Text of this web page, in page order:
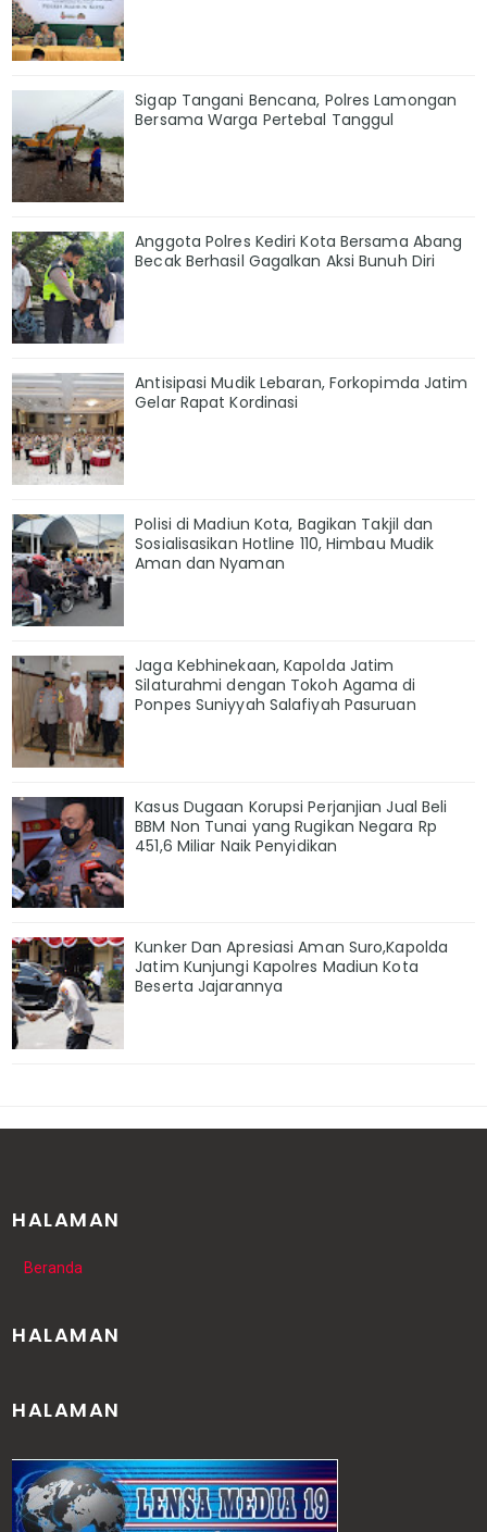
Sigap Tangani Bencana, Polres Lamongan
Bersama Warga Pertebal Tanggul
Anggota Polres Kediri Kota Bersama Abang
Becak Berhasil Gagalkan Aksi Bunuh Diri
Antisipasi Mudik Lebaran, Forkopimda Jatim
Gelar Rapat Kordinasi
Polisi di Madiun Kota, Bagikan Takjil dan
Sosialisasikan Hotline 110, Himbau Mudik
Aman dan Nyaman
Jaga Kebhinekaan, Kapolda Jatim
Silaturahmi dengan Tokoh Agama di
Ponpes Suniyyah Salafiyah Pasuruan
Kasus Dugaan Korupsi Perjanjian Jual Beli
BBM Non Tunai yang Rugikan Negara Rp
451,6 Miliar Naik Penyidikan
Kunker Dan Apresiasi Aman Suro,Kapolda
Jatim Kunjungi Kapolres Madiun Kota
Beserta Jajarannya
HALAMAN
Beranda
HALAMAN
HALAMAN